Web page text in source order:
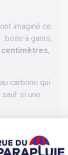
imaginé ce
boite à gants,
centimètres,
carbone qui
sauf si une